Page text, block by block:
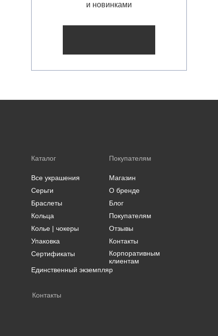
и новинками
Каталог
Все украшения
Покупателям
Серьги
Браслеты
Кольца
Колье | чокеры
Упаковка
Сертификаты
Единственный экземпляр
Магазин
О бренде
Блог
Покупателям
Отзывы
Контакты
Корпоративным
клиентам
Контакты